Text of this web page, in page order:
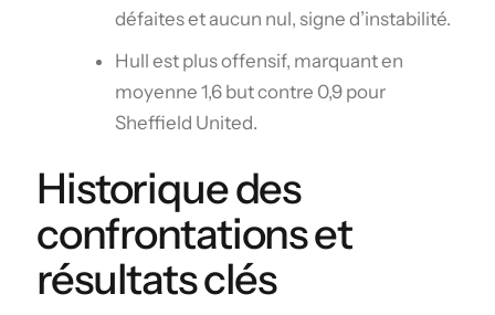
défaites et aucun nul, signe d’instabilité.
Hull est plus offensif, marquant en
moyenne 1,6 but contre 0,9 pour
Sheffield United.
Historique des
confrontations et
résultats clés